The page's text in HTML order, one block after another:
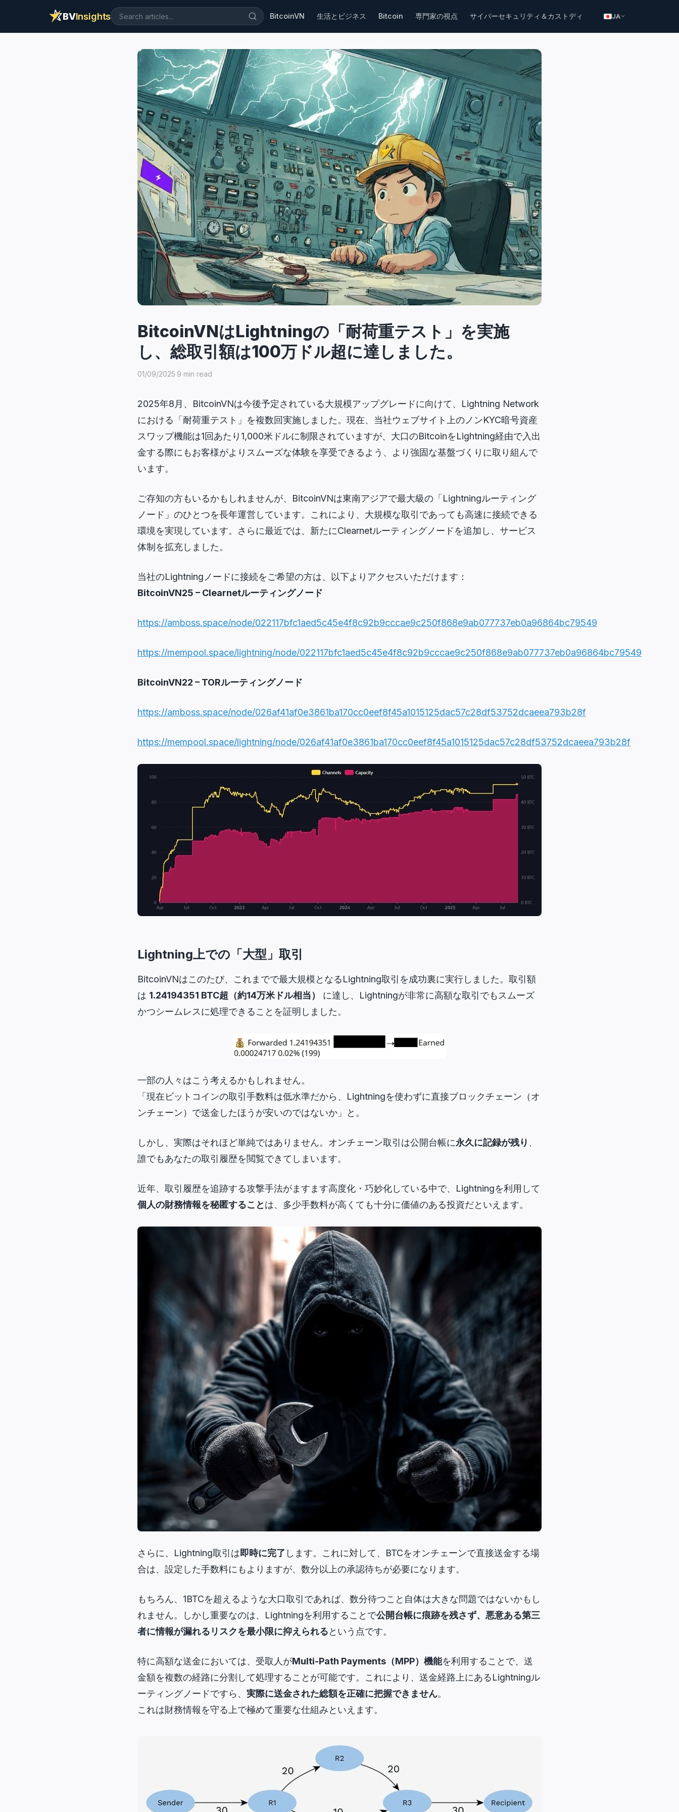
BVInsights BitcoinVN 生活とビジネス Bitcoin 専門家の視点 サイバーセキュリティ＆カストディ JA
BitcoinVNはLightningの「耐荷重テスト」を実施
し、総取引額は100万ドル超に達しました。
01/09/2025·9 min read
2025年8月、BitcoinVNは今後予定されている大規模アップグレードに向けて、Lightning Network
における「耐荷重テスト」を複数回実施しました。現在、当社ウェブサイト上のノンKYC暗号資産
スワップ機能は1回あたり1,000米ドルに制限されていますが、大口のBitcoinをLightning経由で入出
金する際にもお客様がよりスムーズな体験を享受できるよう、より強固な基盤づくりに取り組んで
います。
ご存知の方もいるかもしれませんが、BitcoinVNは東南アジアで最大級の「Lightningルーティング
ノード」のひとつを長年運営しています。これにより、大規模な取引であっても高速に接続できる
環境を実現しています。さらに最近では、新たにClearnetルーティングノードを追加し、サービス
体制を拡充しました。
当社のLightningノードに接続をご希望の方は、以下よりアクセスいただけます：
BitcoinVN25 – Clearnetルーティングノード
https://amboss.space/node/022117bfc1aed5c45e4f8c92b9cccae9c250f868e9ab077737eb0a96864bc79549
https://mempool.space/lightning/node/022117bfc1aed5c45e4f8c92b9cccae9c250f868e9ab077737eb0a96864bc79549
BitcoinVN22 – TORルーティングノード
https://amboss.space/node/026af41af0e3861ba170cc0eef8f45a1015125dac57c28df53752dcaeea793b28f
https://mempool.space/lightning/node/026af41af0e3861ba170cc0eef8f45a1015125dac57c28df53752dcaeea793b28f
Lightning上での「大型」取引
BitcoinVNはこのたび、これまでで最大規模となるLightning取引を成功裏に実行しました。取引額
は 1.24194351 BTC超（約14万米ドル相当）
に達し、Lightningが非常に高額な取引でもスムーズ
かつシームレスに処理できることを証明しました。
一部の人々はこう考えるかもしれません。
「現在ビットコインの取引手数料は低水準だから、Lightningを使わずに直接ブロックチェーン（オ
ンチェーン）で送金したほうが安いのではないか」と。
しかし、実際はそれほど単純ではありません。オンチェーン取引は公開台帳に永久に記録が残り 、
誰でもあなたの取引履歴を閲覧できてしまいます。
近年、取引履歴を追跡する攻撃手法がますます高度化・巧妙化している中で、Lightningを利用して
個人の財務情報を秘匿することは、多少手数料が高くても十分に価値のある投資だといえます。
さらに、Lightning取引は即時に完了 します。これに対して、BTCをオンチェーンで直接送金する場
合は、設定した手数料にもよりますが、数分以上の承認待ちが必要になります。
もちろん、1BTCを超えるような大口取引であれば、数分待つこと自体は大きな問題ではないかもし
れません。しかし重要なのは、Lightningを利用することで公開台帳に痕跡を残さず、悪意ある第三
者に情報が漏れるリスクを最小限に抑えられるという点です。
特に高額な送金においては、受取人がMulti-Path Payments（MPP）機能を利用することで、送
金額を複数の経路に分割して処理することが可能です。これにより、送金経路上にあるLightningル
ーティングノードですら、 実際に送金された総額を正確に把握できません。
これは財務情報を守る上で極めて重要な仕組みといえます。